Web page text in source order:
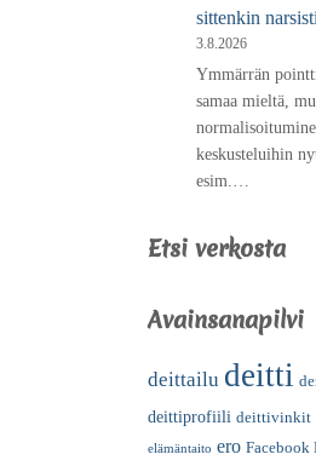
sittenkin
3.8.2026
Ymmärrän
samaa mieltä,
keskusteluihin
esim.…
Etsi verkosta
Avainsanapilvi
deittailu deitti
deittiprofiili deittivinkit
elämäntaito ero Facebook